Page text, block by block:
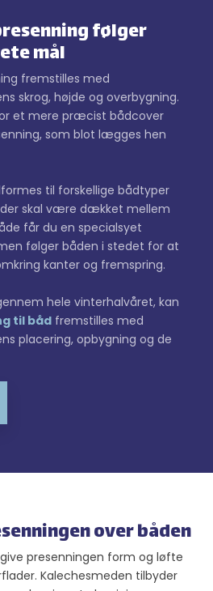
følger
mål
fremstilles med
skrog, højde og overbygning.
et mere præcist bådcover
som blot lægges hen
til forskellige bådtyper
der skal være dækket mellem
får du en specialsyet
følger båden i stedet for at
kanter og fremspring.
hele vinterhalvåret, kan
til båd fremstilles med
placering, opbygning og de
over båden
presenningen form og løfte
Kalechesmeden tilbyder